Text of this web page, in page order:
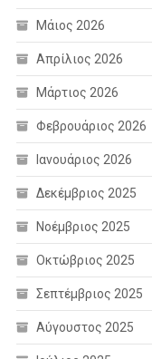
Μάιος 2026
Απρίλιος 2026
Μάρτιος 2026
Φεβρουάριος 2026
Ιανουάριος 2026
Δεκέμβριος 2025
Νοέμβριος 2025
Οκτώβριος 2025
Σεπτέμβριος 2025
Αύγουστος 2025